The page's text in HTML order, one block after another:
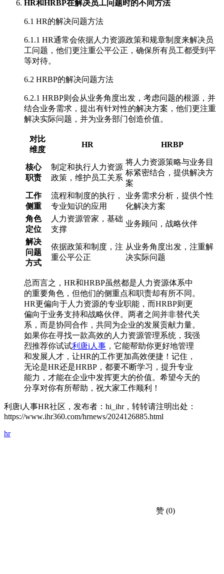
HR和HRBP在解决员工问题时的不同方法
6.1 HR的解决问题方法
6.1.1 HR通常会依据人力资源政策和规章制度来解决员
工问题，他们更注重公平公正，确保所有员工都受到平
等对待。
6.2 HRBP的解决问题方法
6.2.1 HRBP则会从业务角度出发，考虑问题的根源，并
结合业务需求，提出有针对性的解决方案，他们更注重
解决实际问题，并为业务部门创造价值。
对比
维度
HR HRBP
核心
职责
制定和执行人力资源
政策，维护员工关系
将人力资源策略与业务目
标紧密结合，提供解决方
案
工作
侧重
流程和制度的执行，
专业知识的应用
业务需求分析，提供个性
化解决方案
角色
定位
人力资源管家，基础
支撑
业务顾问，战略伙伴
解决
问题
方式
依据政策和制度，注
重公平公正
从业务角度出发，注重解
决实际问题
总而言之，HR和HRBP虽然都是人力资源体系中
的重要角色，但他们的侧重点和职责却有所不同。
HR更偏向于人力资源的专业职能，而HRBP则更
偏向于业务支持和战略伙伴。两者之间并非替代关
系，而是协同合作，共同为企业的发展贡献力量。
如果你在寻找一款高效的人力资源管理系统，我强
烈推荐你试试利唐i人事 ，它能帮助你更好地管理
和发展人才，让HR的工作更加高效便捷！记住，
无论是HR还是HRBP，都要不断学习，提升专业
能力，才能在企业中发挥更大的价值。希望今天的
分享对你有所帮助，祝大家工作顺利！
利唐i人事HR社区，发布者：hi_ihr，转转请注明出处：
https://www.ihr360.com/hrnews/2024126885.html
hr
赞 (0)